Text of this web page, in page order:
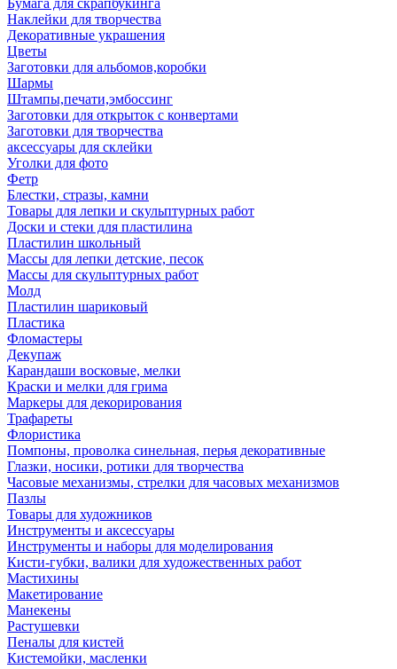
Бумага для скрапбукинга
Наклейки для творчества
Декоративные украшения
Цветы
Заготовки для альбомов,коробки
Шармы
Штампы,печати,эмбоссинг
Заготовки для открыток с конвертами
Заготовки для творчества
аксессуары для склейки
Уголки для фото
Фетр
Блестки, стразы, камни
Товары для лепки и скульптурных работ
Доски и стеки для пластилина
Пластилин школьный
Массы для лепки детские, песок
Массы для скульптурных работ
Молд
Пластилин шариковый
Пластика
Фломастеры
Декупаж
Карандаши восковые, мелки
Краски и мелки для грима
Маркеры для декорирования
Трафареты
Флористика
Помпоны, проволка синельная, перья декоративные
Глазки, носики, ротики для творчества
Часовые механизмы, стрелки для часовых механизмов
Пазлы
Товары для художников
Инструменты и аксессуары
Инструменты и наборы для моделирования
Кисти-губки, валики для художественных работ
Мастихины
Макетирование
Манекены
Растушевки
Пеналы для кистей
Кистемойки, масленки